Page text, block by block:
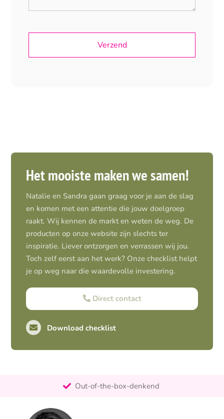
Het mooiste maken we samen!
Natalie en Sandra gaan graag voor je aan de slag
en komen met een attentie die jouw doelgroep
raakt. Wij kennen de markt en weten de weg. De
producten op onze website zijn slechts ter
inspiratie. Liever ontzorgen en verrassen wij jou.
Toch zelf eerst aan het werk? Onze checklist helpt
je op weg naar die waardevolle investering.
Direct contact
Download checklist
Out-of-the-box-denkend